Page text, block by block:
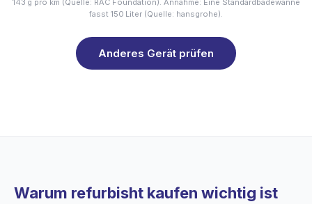
143 g pro km (Quelle: RAC Foundation). Annahme: Eine Standardbadewanne
fasst 150 Liter (Quelle: hansgrohe).
Anderes Gerät prüfen
Warum refurbisht kaufen wichtig ist